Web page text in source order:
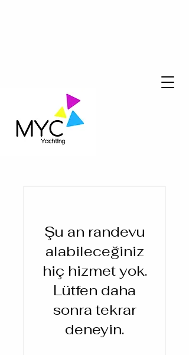
Şu an randevu
alabileceğiniz
hiç hizmet yok.
Lütfen daha
sonra tekrar
deneyin.